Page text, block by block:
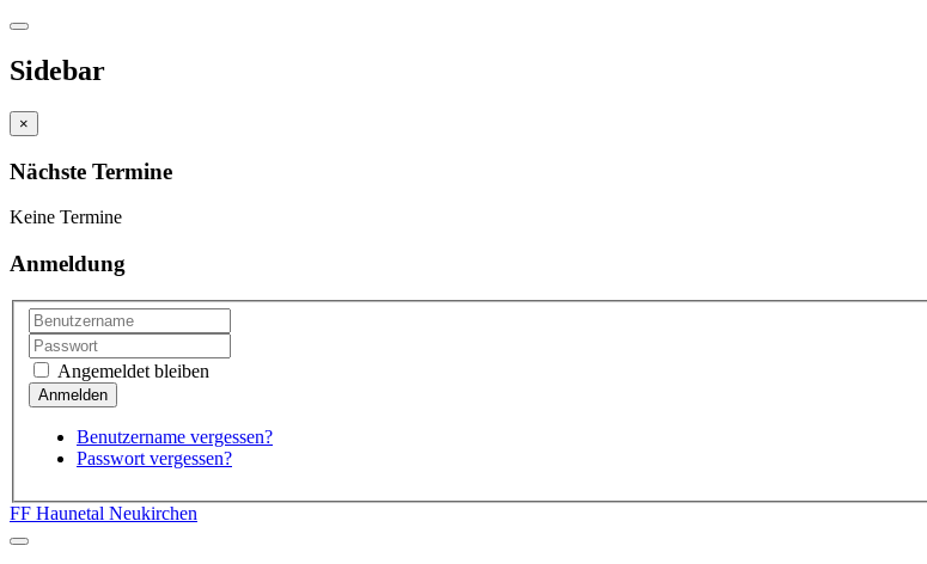
Sidebar
×
Nächste Termine
Keine Termine
Anmeldung
Angemeldet bleiben
Benutzername vergessen?
Passwort vergessen?
FF Haunetal Neukirchen